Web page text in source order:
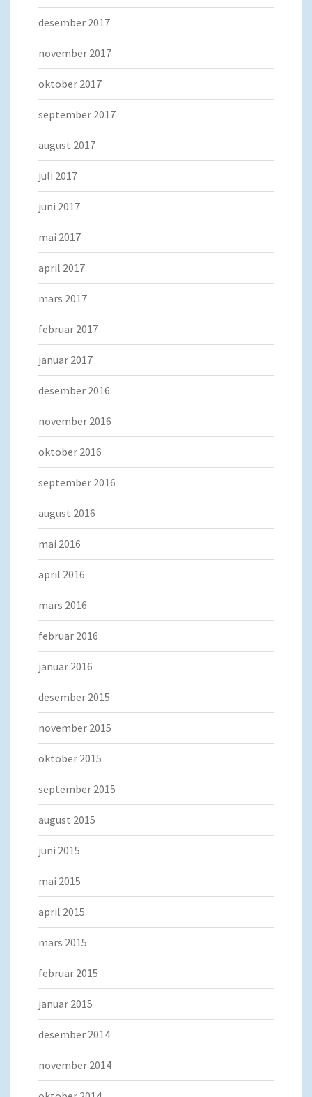
desember 2017
november 2017
oktober 2017
september 2017
august 2017
juli 2017
juni 2017
mai 2017
april 2017
mars 2017
februar 2017
januar 2017
desember 2016
november 2016
oktober 2016
september 2016
august 2016
mai 2016
april 2016
mars 2016
februar 2016
januar 2016
desember 2015
november 2015
oktober 2015
september 2015
august 2015
juni 2015
mai 2015
april 2015
mars 2015
februar 2015
januar 2015
desember 2014
november 2014